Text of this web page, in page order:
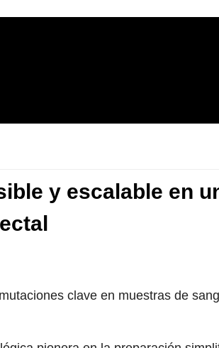
y escalable en
clave en muestras de